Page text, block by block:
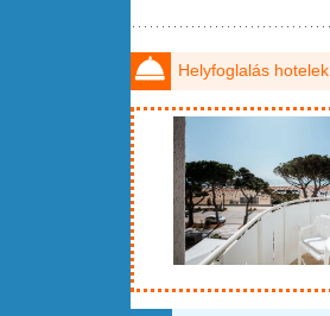
Helyfoglalás hotelek